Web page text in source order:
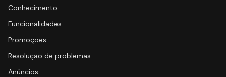
Conhecimento
Funcionalidades
Promoções
Resolução de problemas
Anúncios